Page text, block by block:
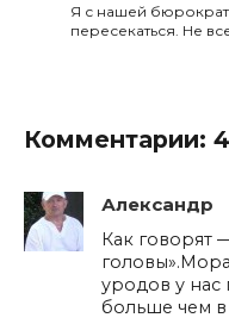
Я с нашей
пересекаться. Не
Комментарии: 4
Александр
Как говорят
уродов у нас
больше чем в